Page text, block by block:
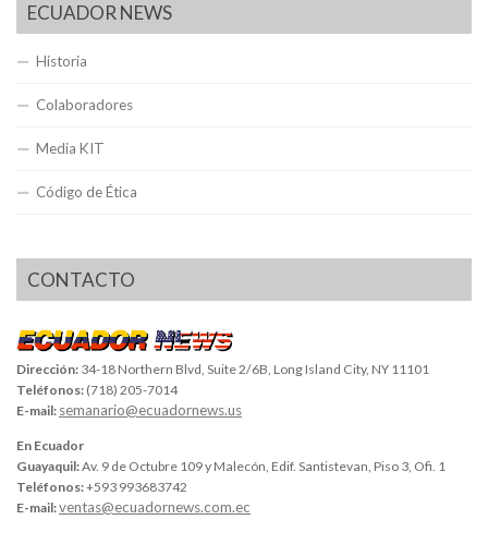
ECUADOR NEWS
Historia
Colaboradores
Media KIT
Código de Ética
CONTACTO
Dirección: 34-18 Northern Blvd, Suite 2/6B, Long Island City, NY 11101
Teléfonos: (718) 205-7014
E-mail: semanario@ecuadornews.us
En Ecuador
Guayaquil:Av. 9 de Octubre 109 y Malecón, Edif. Santistevan, Piso 3, Ofi. 1
Teléfonos:+593 993683742
E-mail:ventas@ecuadornews.com.ec